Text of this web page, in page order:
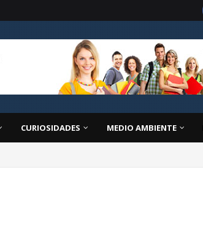
CURIOSIDADES MEDIO AMBIENTE